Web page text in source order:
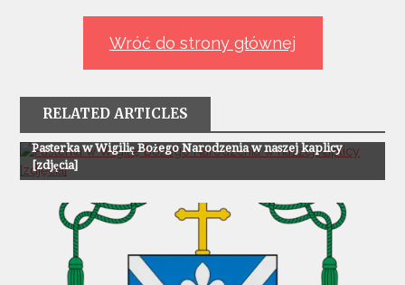
Wróć do strony głównej
RELATED ARTICLES
Z Życia Parafii
Pasterka w Wigilię Bożego Narodzenia w naszej kaplicy
[zdjęcia]